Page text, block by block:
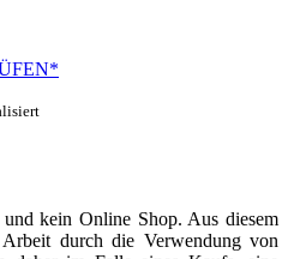
kein Online Shop. Aus diesem
durch die Verwendung von